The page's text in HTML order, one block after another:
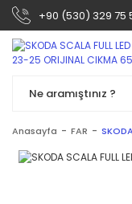
+90 (530) 329 75
Anasayfa FAR